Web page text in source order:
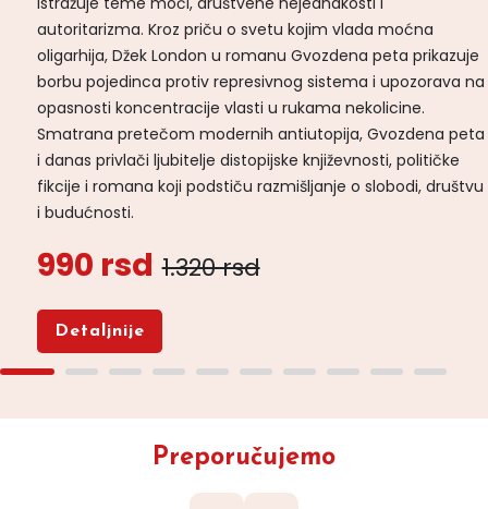
autoritarizma. Kroz priču o svetu kojim vlada moćna
oligarhija, Džek London u romanu Gvozdena peta prikazuje
borbu pojedinca protiv represivnog sistema i upozorava na
opasnosti koncentracije vlasti u rukama nekolicine.
Smatrana pretečom modernih antiutopija, Gvozdena peta
i danas privlači ljubitelje distopijske književnosti, političke
fikcije i romana koji podstiču razmišljanje o slobodi, društvu
i budućnosti.
990 rsd 1.320 rsd
Detaljnije
Preporučujemo